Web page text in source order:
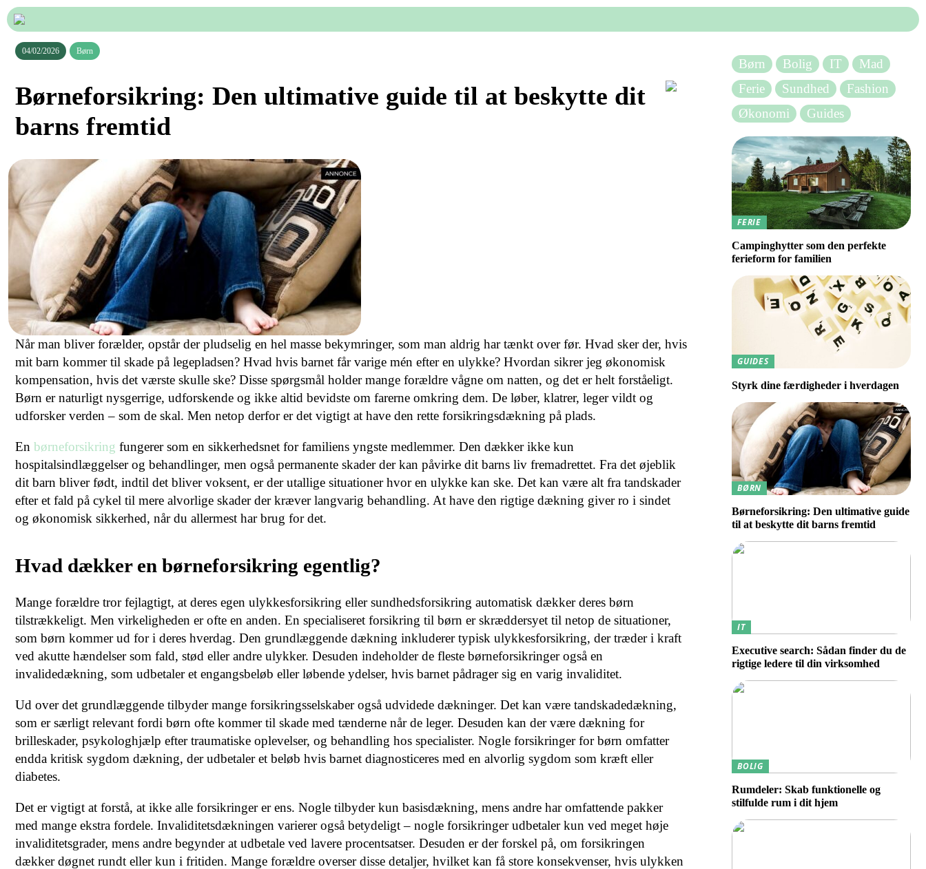
04/02/2026 Børn
Børneforsikring: Den ultimative guide til at beskytte dit
barns fremtid
Når man bliver forælder, opstår der pludselig en hel masse bekymringer, som man aldrig har tænkt over før. Hvad sker der, hvis
mit barn kommer til skade på legepladsen? Hvad hvis barnet får varige mén efter en ulykke? Hvordan sikrer jeg økonomisk
kompensation, hvis det værste skulle ske? Disse spørgsmål holder mange forældre vågne om natten, og det er helt forståeligt.
Børn er naturligt nysgerrige, udforskende og ikke altid bevidste om farerne omkring dem. De løber, klatrer, leger vildt og
udforsker verden – som de skal. Men netop derfor er det vigtigt at have den rette forsikringsdækning på plads.
En børneforsikring fungerer som en sikkerhedsnet for familiens yngste medlemmer. Den dækker ikke kun
hospitalsindlæggelser og behandlinger, men også permanente skader der kan påvirke dit barns liv fremadrettet. Fra det øjeblik
dit barn bliver født, indtil det bliver voksent, er der utallige situationer hvor en ulykke kan ske. Det kan være alt fra tandskader
efter et fald på cykel til mere alvorlige skader der kræver langvarig behandling. At have den rigtige dækning giver ro i sindet
og økonomisk sikkerhed, når du allermest har brug for det.
Hvad dækker en børneforsikring egentlig?
Mange forældre tror fejlagtigt, at deres egen ulykkesforsikring eller sundhedsforsikring automatisk dækker deres børn
tilstrækkeligt. Men virkeligheden er ofte en anden. En specialiseret forsikring til børn er skræddersyet til netop de situationer,
som børn kommer ud for i deres hverdag. Den grundlæggende dækning inkluderer typisk ulykkesforsikring, der træder i kraft
ved akutte hændelser som fald, stød eller andre ulykker. Desuden indeholder de fleste børneforsikringer også en
invalidedækning, som udbetaler et engangsbeløb eller løbende ydelser, hvis barnet pådrager sig en varig invaliditet.
Ud over det grundlæggende tilbyder mange forsikringsselskaber også udvidede dækninger. Det kan være tandskadedækning,
som er særligt relevant fordi børn ofte kommer til skade med tænderne når de leger. Desuden kan der være dækning for
brilleskader, psykologhjælp efter traumatiske oplevelser, og behandling hos specialister. Nogle forsikringer for børn omfatter
endda kritisk sygdom dækning, der udbetaler et beløb hvis barnet diagnosticeres med en alvorlig sygdom som kræft eller
diabetes.
Det er vigtigt at forstå, at ikke alle forsikringer er ens. Nogle tilbyder kun basisdækning, mens andre har omfattende pakker
med mange ekstra fordele. Invaliditetsdækningen varierer også betydeligt – nogle forsikringer udbetaler kun ved meget høje
invaliditetsgrader, mens andre begynder at udbetale ved lavere procentsatser. Desuden er der forskel på, om forsikringen
dækker døgnet rundt eller kun i fritiden. Mange forældre overser disse detaljer, hvilket kan få store konsekvenser, hvis ulykken
Børn Bolig IT
Mad
Ferie
Sundhed
Fashion
Økonomi
Guides
FERIE
Campinghytter som den perfekte
ferieform for familien
GUIDES
Styrk dine færdigheder i hverdagen
BØRN
Børneforsikring: Den ultimative guide
til at beskytte dit barns fremtid
IT
Executive search: Sådan finder du de
rigtige ledere til din virksomhed
BOLIG
Rumdeler: Skab funktionelle og
stilfulde rum i dit hjem